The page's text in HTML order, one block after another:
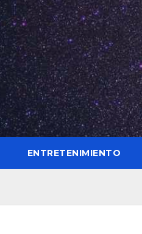
ENTRETENIMIENTO